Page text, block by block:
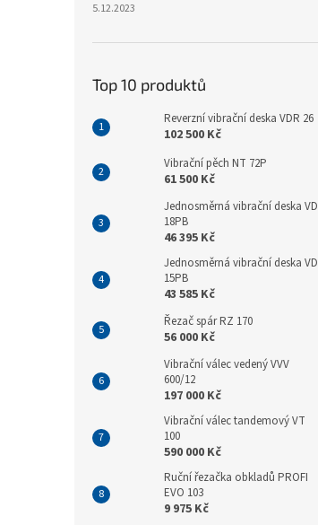
5.12.2023
Top 10 produktů
Reverzní vibrační deska VDR 26
102 500 Kč
Vibrační pěch NT 72P
61 500 Kč
Jednosměrná vibrační deska VD
18PB
46 395 Kč
Jednosměrná vibrační deska VD
15PB
43 585 Kč
Řezač spár RZ 170
56 000 Kč
Vibrační válec vedený VVV
600/12
197 000 Kč
Vibrační válec tandemový VT
100
590 000 Kč
Ruční řezačka obkladů PROFI
EVO 103
9 975 Kč